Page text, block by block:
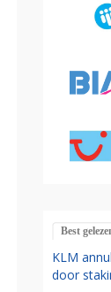
Best
KLM
door